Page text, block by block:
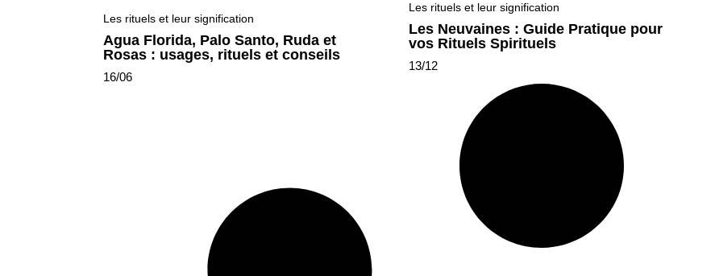
Les rituels et leur signification
Agua Florida, Palo Santo, Ruda et
Rosas : usages, rituels et conseils
16/06
Les rituels et leur signification
Les Neuvaines : Guide Pratique pour
vos Rituels Spirituels
13/12